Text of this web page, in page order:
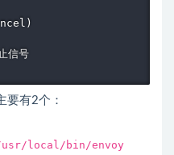
信号
要有2个：
local/bin/envoy